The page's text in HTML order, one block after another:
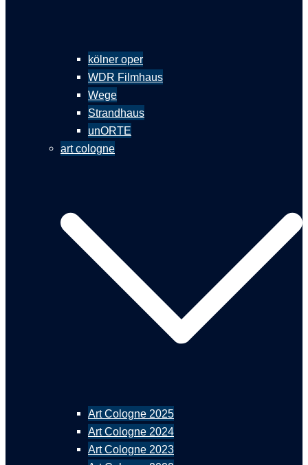
kölner oper
WDR Filmhaus
Wege
Strandhaus
unORTE
art cologne
Art Cologne 2025
Art Cologne 2024
Art Cologne 2023